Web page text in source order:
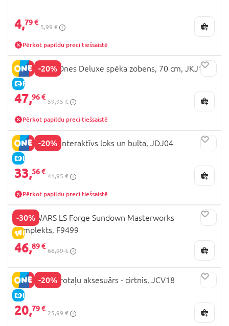
4,79 €
5,99 €
Pērkot papildu preci tiešsaistē
-20%
E-CENA
MOTU First Ones Deluxe spēka zobens, 70 cm, JKJ17
47,96 €
59,95 €
Pērkot papildu preci tiešsaistē
-20%
E-CENA
MINECRAFT interaktīvs loks un bulta, JDJ04
33,56 €
41,95 €
Pērkot papildu preci tiešsaistē
-30%
IZPĀRDOŠANA
STAR WARS LS Forge Sundown Masterworks
komplekts, F9499
46,89 €
66,99 €
-20%
E-CENA
MINECRAFT rotaļu aksesuārs - cirtnis, JCV18
20,79 €
25,99 €